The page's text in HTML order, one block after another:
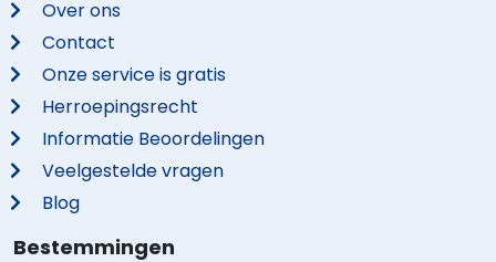
Over ons
Contact
Onze service is gratis
Herroepingsrecht
Informatie Beoordelingen
Veelgestelde vragen
Blog
Bestemmingen